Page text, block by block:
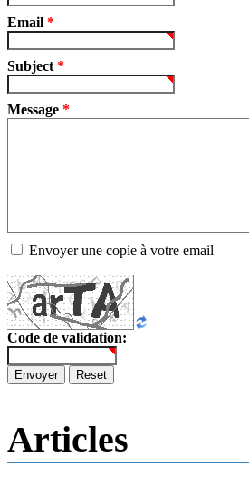
Email *
Subject *
Message *
Envoyer une copie à votre email
Code de validation:
Envoyer Reset
Articles